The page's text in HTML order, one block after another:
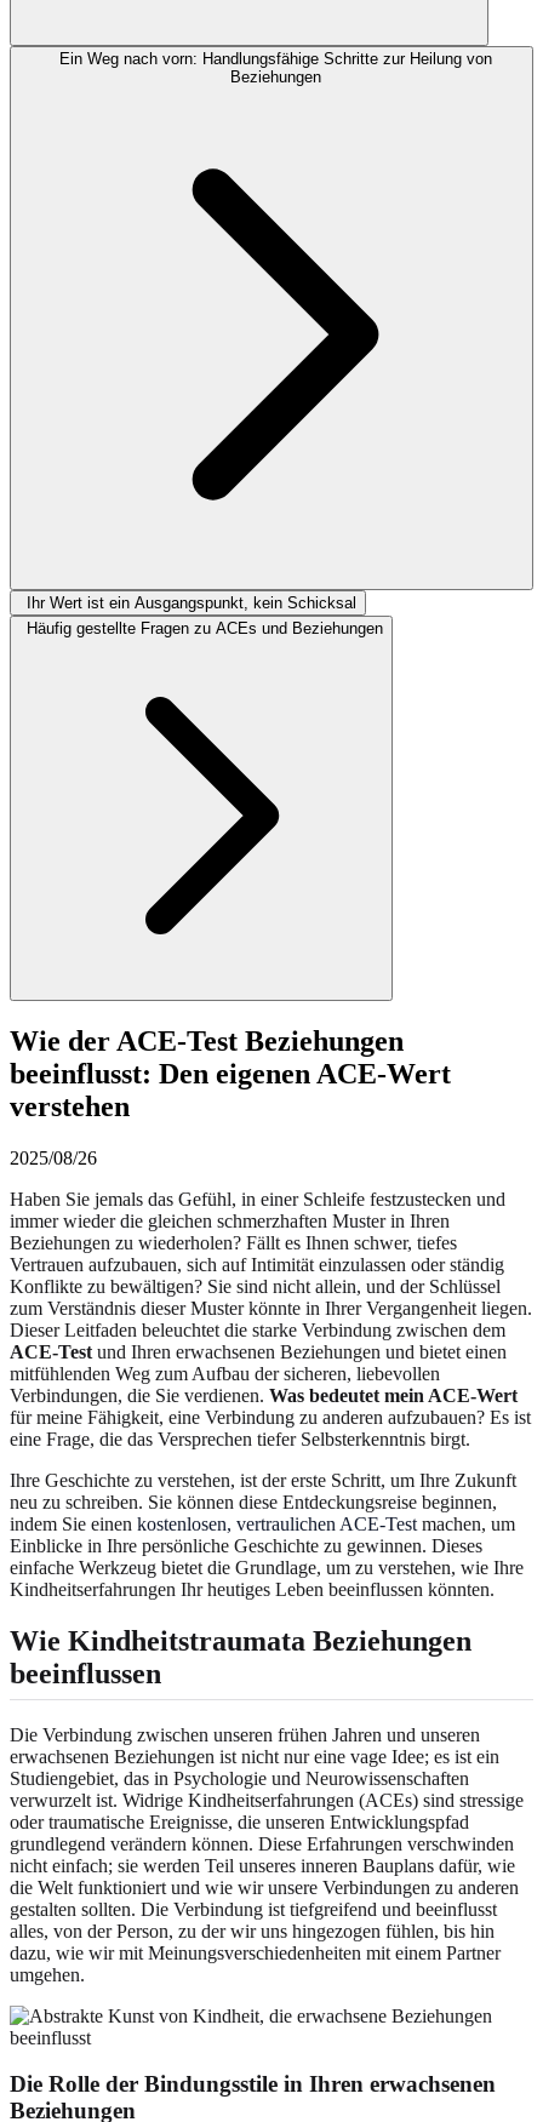
Ein Weg nach vorn: Handlungsfähige Schritte zur Heilung von
Beziehungen
Ihr Wert ist ein Ausgangspunkt, kein Schicksal
Häufig gestellte Fragen zu ACEs und Beziehungen
Wie der ACE-Test Beziehungen
beeinflusst: Den eigenen ACE-Wert
verstehen
2025/08/26
Haben Sie jemals das Gefühl, in einer Schleife festzustecken und
immer wieder die gleichen schmerzhaften Muster in Ihren
Beziehungen zu wiederholen? Fällt es Ihnen schwer, tiefes
Vertrauen aufzubauen, sich auf Intimität einzulassen oder ständig
Konflikte zu bewältigen? Sie sind nicht allein, und der Schlüssel
zum Verständnis dieser Muster könnte in Ihrer Vergangenheit liegen.
Dieser Leitfaden beleuchtet die starke Verbindung zwischen dem
ACE-Test und Ihren erwachsenen Beziehungen und bietet einen
mitfühlenden Weg zum Aufbau der sicheren, liebevollen
Verbindungen, die Sie verdienen. Was bedeutet mein ACE-Wert
für meine Fähigkeit, eine Verbindung zu anderen aufzubauen? Es ist
eine Frage, die das Versprechen tiefer Selbsterkenntnis birgt.
Ihre Geschichte zu verstehen, ist der erste Schritt, um Ihre Zukunft
neu zu schreiben. Sie können diese Entdeckungsreise beginnen,
indem Sie einen kostenlosen, vertraulichen ACE-Test machen, um
Einblicke in Ihre persönliche Geschichte zu gewinnen. Dieses
einfache Werkzeug bietet die Grundlage, um zu verstehen, wie Ihre
Kindheitserfahrungen Ihr heutiges Leben beeinflussen könnten.
Wie Kindheitstraumata Beziehungen
beeinflussen
Die Verbindung zwischen unseren frühen Jahren und unseren
erwachsenen Beziehungen ist nicht nur eine vage Idee; es ist ein
Studiengebiet, das in Psychologie und Neurowissenschaften
verwurzelt ist. Widrige Kindheitserfahrungen (ACEs) sind stressige
oder traumatische Ereignisse, die unseren Entwicklungspfad
grundlegend verändern können. Diese Erfahrungen verschwinden
nicht einfach; sie werden Teil unseres inneren Bauplans dafür, wie
die Welt funktioniert und wie wir unsere Verbindungen zu anderen
gestalten sollten. Die Verbindung ist tiefgreifend und beeinflusst
alles, von der Person, zu der wir uns hingezogen fühlen, bis hin
dazu, wie wir mit Meinungsverschiedenheiten mit einem Partner
umgehen.
Die Rolle der Bindungsstile in Ihren erwachsenen
Beziehungen